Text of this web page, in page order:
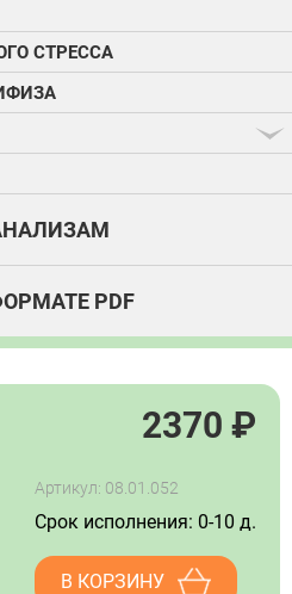
СТРЕССА
PDF
2370 ₽
Артикул: 08.01.052
Срок исполнения: 0-10 д.
В КОРЗИНУ